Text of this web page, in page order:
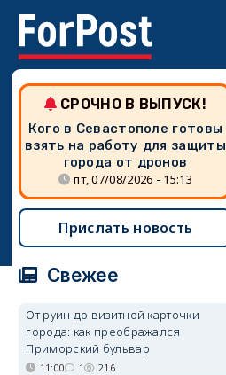
СРОЧНО В ВЫПУСК!
Кого в Севастополе готовы
взять на работу для защиты
города от дронов
пт, 07/08/2026 - 15:13
Прислать новость
Свежее
От руин до визитной карточки
города: как преображался
Приморский бульвар
11:00 1 216